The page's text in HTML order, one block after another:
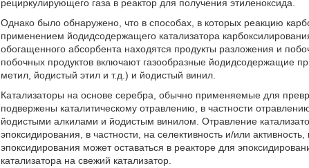
рециркулирующего газа в реактор для получения этиленоксида.
Однако было обнаружено, что в способах, в которых реакцию
применением йодидсодержащего катализатора
обогащенного абсорбента находятся продукты разложения и
побочных продуктов включают газообразные йодидсодержащие
метил, йодистый этил и т.д.) и йодистый винил.
Катализаторы на основе серебра, обычно применяемые для
подвержены каталитическому отравлению, в частности
йодистыми алкилами и йодистым винилом. Отравление
эпоксидирования, в частности, на селективность и/или
эпоксидирования может оставаться в реакторе для
катализатора на свежий катализатор.